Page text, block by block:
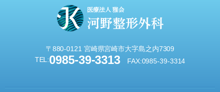
〒880-0121 宮崎県宮崎市大字島之内7309
TEL:0985-39-3313 FAX:0985-39-3314